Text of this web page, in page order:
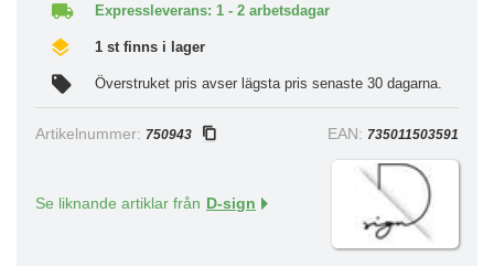
Expressleverans: 1 - 2 arbetsdagar
1 st finns i lager
Överstruket pris avser lägsta pris senaste 30 dagarna.
Artikelnummer: 750943 EAN: 735011503591
Se liknande artiklar från D-sign